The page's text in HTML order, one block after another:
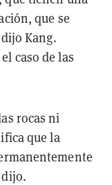
que se
Kang.
caso de las
rocas ni
que la